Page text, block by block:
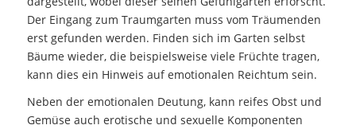
Der Eingang zum Traumgarten muss vom Träumenden
erst gefunden werden. Finden sich im Garten selbst
Bäume wieder, die beispielsweise viele Früchte tragen,
kann dies ein Hinweis auf emotionalen Reichtum sein.
Neben der emotionalen Deutung, kann reifes Obst und
Gemüse auch erotische und sexuelle Komponenten